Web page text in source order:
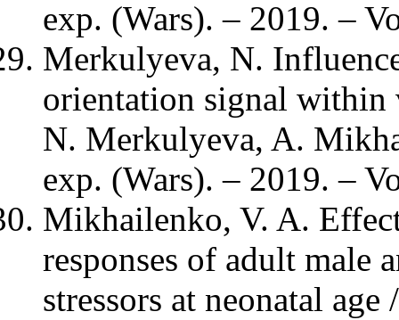
exp. (Wars). – 2019. –
Merkulyeva, N.
orientation signal within
N. Merkulyeva, A.
exp. (Wars). – 2019. –
Mikhailenko, V. A.
responses of adult male
stressors at neonatal